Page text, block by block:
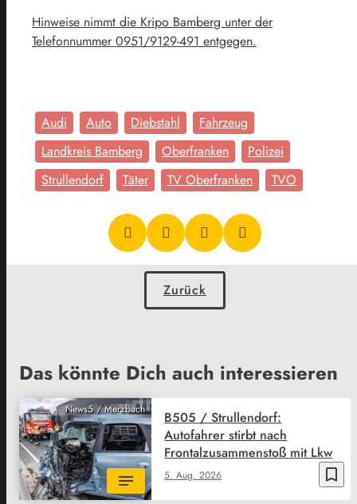
Hinweise nimmt die Kripo Bamberg unter der
Telefonnummer 0951/9129-491 entgegen.
Audi Auto Diebstahl
Fahrzeug
Landkreis Bamberg
Oberfranken
Polizei
Strullendorf
Täter TV Oberfranken TVO
Zurück
Das könnte Dich auch interessieren
News5 / Merzbach
bookmark_border
5. Aug. 2026
B505 / Strullendorf:
Autofahrer stirbt nach
Frontalzusammenstoß mit Lkw